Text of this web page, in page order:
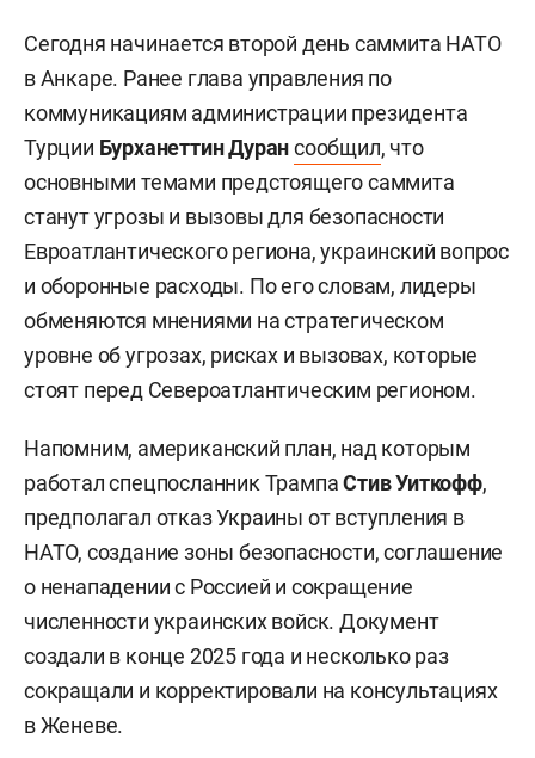
Сегодня начинается второй день саммита НАТО
в Анкаре. Ранее глава управления по
коммуникациям администрации президента
Турции Бурханеттин Дурансообщил, что
основными темами предстоящего саммита
станут угрозы и вызовы для безопасности
Евроатлантического региона, украинский вопрос
и оборонные расходы. По его словам, лидеры
обменяются мнениями на стратегическом
уровне об угрозах, рисках и вызовах, которые
стоят перед Североатлантическим регионом.
Напомним, американский план, над которым
работал спецпосланник ТрампаСтив Уиткофф,
предполагал отказ Украины от вступления в
НАТО, создание зоны безопасности, соглашение
о ненападении с Россией и сокращение
численности украинских войск. Документ
создали в конце 2025 года и несколько раз
сокращали и корректировали на консультациях
в Женеве.